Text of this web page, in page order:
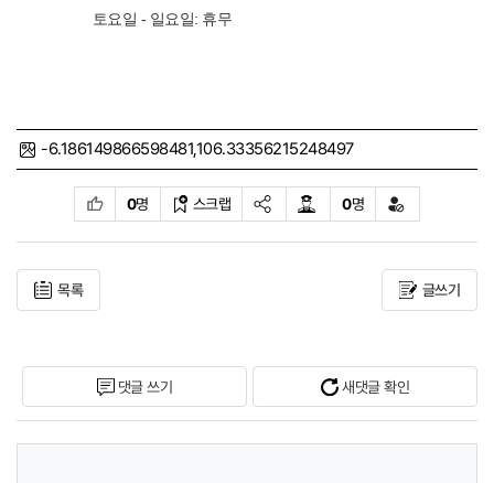
토요일 - 일요일: 휴무
-6.186149866598481,106.33356215248497
0명 스크랩 0명
목록 글쓰기
댓글 쓰기 새댓글 확인